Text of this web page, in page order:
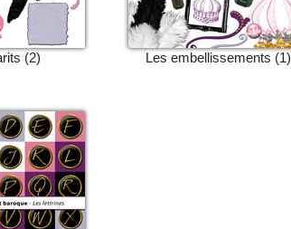
(2) Les embellissements (1)